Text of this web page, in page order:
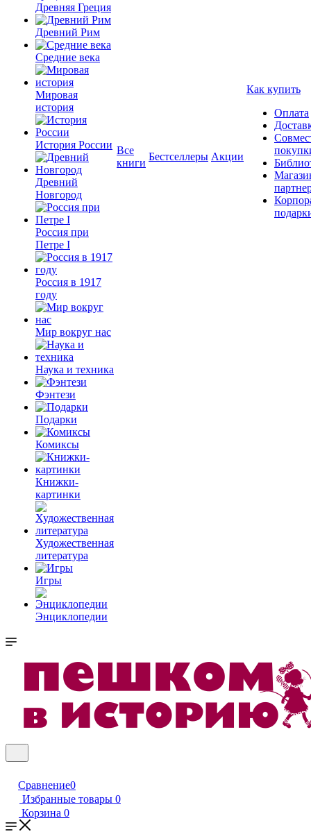
Древняя Греция
Древний Рим
Средние века
Мировая
история
История России
Древний
Новгород
Россия при
Петре I
Россия в 1917
году
Мир вокруг нас
Наука и техника
Фэнтези
Подарки
Комиксы
Книжки-
картинки
Художественная
литература
Игры
Энциклопедии
Все
книги
Бестселлеры Акции
Как купить
Оплата
Сравнение0
Избранные товары 0
Корзина 0